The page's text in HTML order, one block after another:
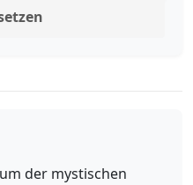
der mystischen